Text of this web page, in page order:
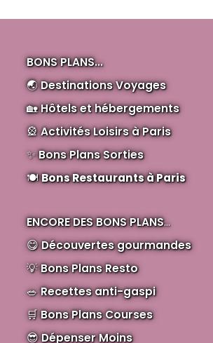
BONS PLANS...
🌏Destinations Voyages
🏡Hôtels et hébergements
🎡Activités Loisirs à Paris
✨Bons Plans Sorties
🍽️Bons Restaurants à Paris
ENCORE DES BONS PLANS...
😋Découvertes gourmandes
💡Bons Plans Resto
🥗Recettes anti-gaspi
🛒Bons Plans Courses
😎Dépenser Moins